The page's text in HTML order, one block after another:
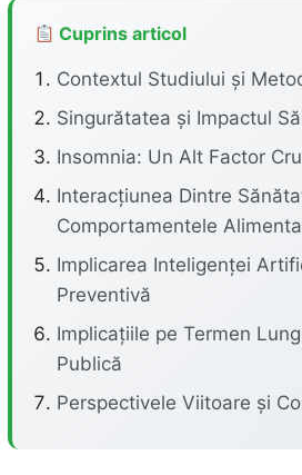
Cuprins articol
Contextul Studiului și
Singurătatea și Impactul
Insomnia: Un Alt Factor
Interacțiunea Dintre
Comportamentele
Implicarea Inteligenței
Preventivă
Implicațiile pe Termen
Publică
Perspectivele Viitoare și